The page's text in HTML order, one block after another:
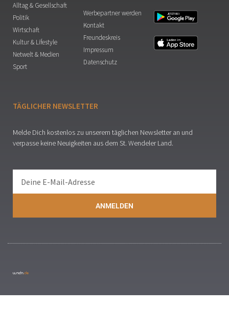
Alltag & Gesellschaft
Politik
Wirtschaft
Kultur & Lifestyle
Netwelt & Medien
Sport
Werbepartner werden
Kontakt
Freundeskreis
Impressum
Datenschutz
TÄGLICHER NEWSLETTER
Melde Dich kostenlos zu unserem täglichen Newsletter an und
verpasse keine Neuigkeiten aus dem St. Wendeler Land.
ANMELDEN